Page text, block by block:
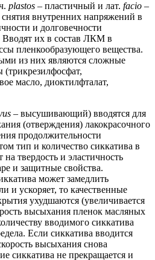
plastos – пластичный и лат. facio –
внутренних напряжений в
и долговечности
Вводят их в состав ЛКМ в
пленкообразующего вещества.
из них являются сложные
масло, диоктилфталат,
– высушивающий) вводятся для
(отверждения) лакокрасочного
продолжительности
тип и количество сиккатива в
твердость и эластичность
и защитные свойства.
может замедлить
и ускоряет, то качественные
ухудшаются (увеличивается
высыхания пленок масляных
вводимого сиккатива
Если сиккатива вводится
высыхания снова
сиккатива не прекращается и